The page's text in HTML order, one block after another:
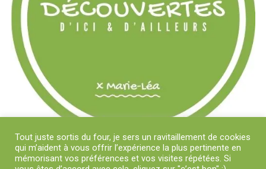
Tout juste sortis du four, je sers un ravitaillement de cookies
qui m’aident à vous offrir l’expérience la plus pertinente en
mémorisant vos préférences et vos visites répétées. Si